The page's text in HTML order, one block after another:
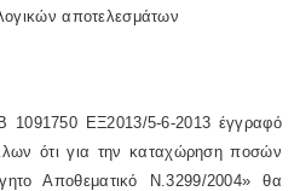
αποτελεσμάτων
1091750 ΕΞ2013/5-6-2013 έγγραφό
ότι για την καταχώρηση ποσών
Αποθεματικό Ν.3299/2004» θα